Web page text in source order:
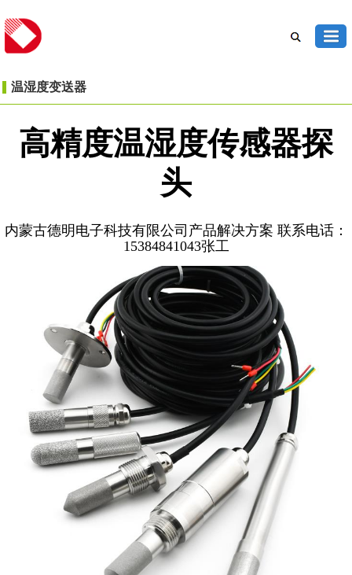
温湿度变送器
高精度温湿度传感器探
头
内蒙古德明电子科技有限公司产品解决方案 联系电话：
15384841043张工